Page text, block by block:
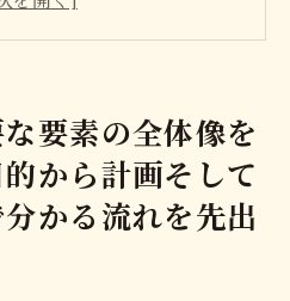
やOFF-JTや1on1やeラー
の成長と効果アップ
成の管理体制で役割分担
を設計して効果を見える
要素の全体像を
から計画そして
かる流れを先出